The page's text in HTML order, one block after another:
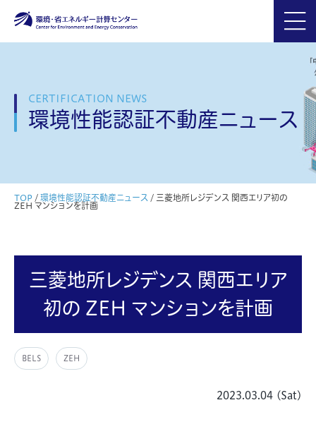
CERTIFICATION NEWS
環境性能認証不動産ニュース
TOP / 環境性能認証不動産ニュース / 三菱地所レジデンス 関西エリア初の
ZEH マンションを計画
三菱地所レジデンス 関西エリア
初の ZEH マンションを計画
BELS ZEH
2023.03.04 (Sat)